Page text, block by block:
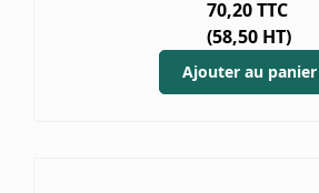
70,20TTC
(58,50 HT)
Ajouter au panier